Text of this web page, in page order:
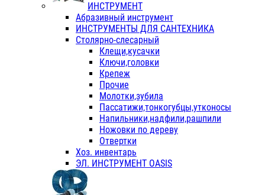
ИНСТРУМЕНТ
Абразивный инструмент
ИНСТРУМЕНТЫ ДЛЯ САНТЕХНИКА
Столярно-слесарный
Клещи,кусачки
Ключи,головки
Крепеж
Прочие
Молотки,зубила
Пассатижи,тонкогубцы,утконосы
Напильники,надфили,рашпили
Ножовки по дереву
Отвертки
Хоз. инвентарь
ЭЛ. ИНСТРУМЕНТ OASIS